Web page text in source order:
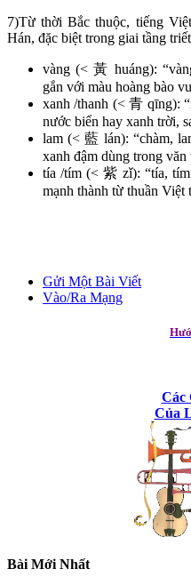
7)Từ thời Bắc thuộc, tiếng
Hán, đặc biệt trong giai tầng
vàng (< 黃 huáng):
gắn với màu hoàng bào
xanh /thanh (< 青 qīng):
nước biển hay xanh trời,
lam (< 藍 lán): “chàm,
xanh đậm dùng trong văn
tía /tím (< 紫 zǐ): “tía,
mạnh thành từ thuần Việt
Gửi Một Bài Viết
Vào/Ra Mạng
Các
Của
Bài Mới Nhất